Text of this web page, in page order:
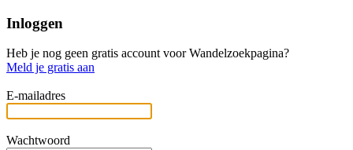
Inloggen
Heb je nog geen gratis account voor Wandelzoekpagina?
Meld je gratis aan
E-mailadres
Wachtwoord